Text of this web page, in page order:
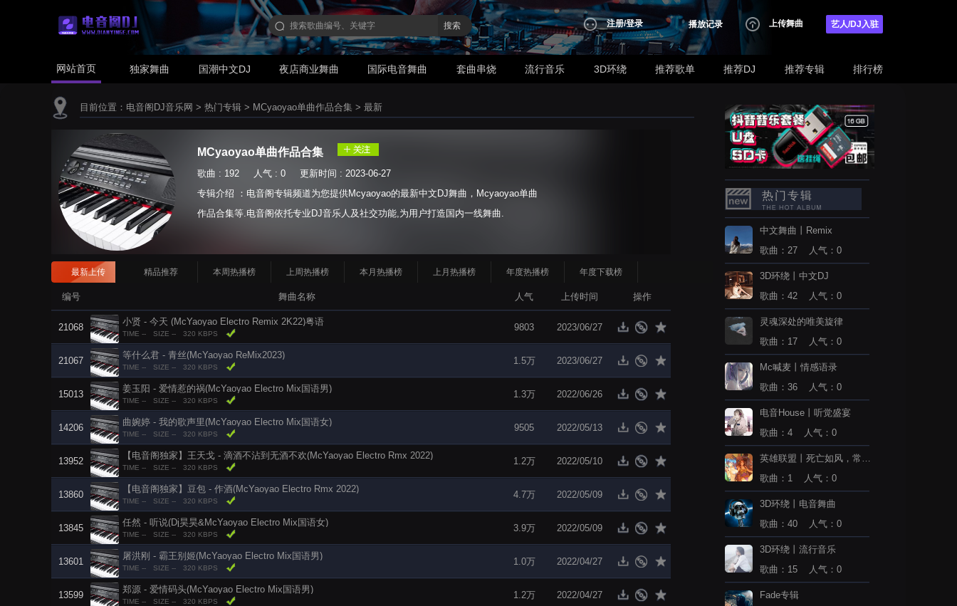
搜索 注册/登录 播放记录 上传舞曲 艺人/DJ入驻
网站首页 独家舞曲 国潮中文DJ 夜店商业舞曲 国际电音舞曲 套曲串烧 流行音乐 3D环绕 推荐歌单 推荐DJ 推荐专辑 排行榜
目前位置： 电音阁DJ音乐网 > 热门专辑 > MCyaoyao单曲作品合集 > 最新
MCyaoyao单曲作品合集
歌曲 : 192 人气 : 0 更新时间 : 2023-06-27
专辑介绍 ：电音阁专辑频道为您提供Mcyaoyao的最新中文DJ舞曲，Mcyaoyao单曲
作品合集等.电音阁依托专业DJ音乐人及社交功能,为用户打造国内一线舞曲.
最新上传 精品推荐 本周热播榜 上周热播榜 本月热播榜 上月热播榜 年度热播榜 年度下载榜
编号 舞曲名称 人气 上传时间 操作
21068
小贤 - 今天 (McYaoyao Electro Remix 2K22)粤语
TIME -- SIZE -- 320 KBPS
9803 2023/06/27
21067
等什么君 - 青丝(McYaoyao ReMix2023)
TIME -- SIZE -- 320 KBPS
1.5万 2023/06/27
15013
姜玉阳 - 爱情惹的祸(McYaoyao Electro Mix国语男)
TIME -- SIZE -- 320 KBPS
1.3万 2022/06/26
14206
曲婉婷 - 我的歌声里(McYaoyao Electro Mix国语女)
TIME -- SIZE -- 320 KBPS
9505 2022/05/13
13952
【电音阁独家】王天戈 - 滴酒不沾到无酒不欢(McYaoyao Electro Rmx 2022)
TIME -- SIZE -- 320 KBPS
1.2万 2022/05/10
13860
【电音阁独家】豆包 - 作酒(McYaoyao Electro Rmx 2022)
TIME -- SIZE -- 320 KBPS
4.7万 2022/05/09
13845
任然 - 听说(Dj昊昊&McYaoyao Electro Mix国语女)
TIME -- SIZE -- 320 KBPS
3.9万 2022/05/09
13601
屠洪刚 - 霸王别姬(McYaoyao Electro Mix国语男)
TIME -- SIZE -- 320 KBPS
1.0万 2022/04/27
13599
郑源 - 爱情码头(McYaoyao Electro Mix国语男)
TIME -- SIZE -- 320 KBPS
1.2万 2022/04/27
热门专辑
中文舞曲丨Remix
歌曲：27 人气：0
3D环绕丨中文DJ
歌曲：42 人气：0
灵魂深处的唯美旋律
歌曲：17 人气：0
Mc喊麦丨情感语录
歌曲：36 人气：0
电音House丨听觉盛宴
歌曲：4 人气：0
英雄联盟丨死亡如风，常伴
歌曲：1 人气：0
3D环绕丨电音舞曲
歌曲：40 人气：0
3D环绕丨流行音乐
歌曲：15 人气：0
Fade专辑